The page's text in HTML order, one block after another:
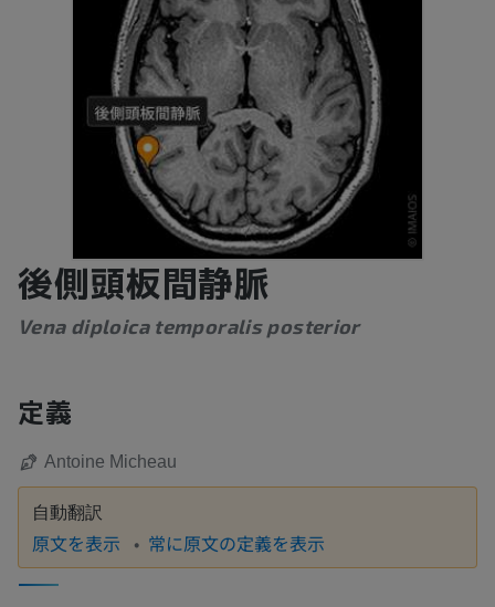
後側頭板間静脈
Vena diploica temporalis posterior
定義
Antoine Micheau
自動翻訳
原文を表示 常に原文の定義を表示